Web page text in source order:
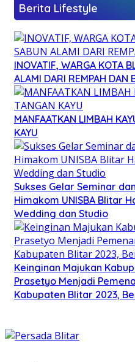
Berita Lifestyle
INOVATIF, WARGA KOTA
ALAMI DARI REMPAH DAN
MANFAATKAN LIMBAH
KAYU
Sukses Gelar Seminar
Himakom UNISBA Blitar
Wedding dan Studio
Keinginan Majukan
Prasetyo Menjadi
Kabupaten Blitar 2023,